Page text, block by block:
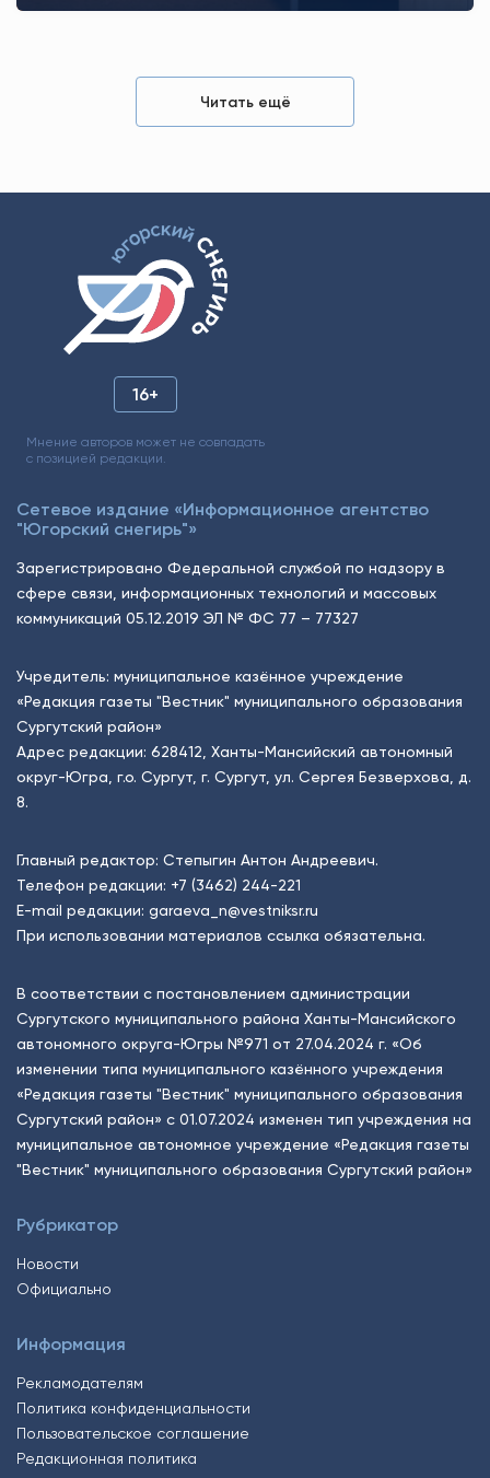
Читать ещё
16+
Мнение авторов может не совпадать
с позицией редакции.
Сетевое издание «Информационное агентство
"Югорский снегирь"»
Зарегистрировано Федеральной службой по надзору в
сфере связи, информационных технологий и массовых
коммуникаций 05.12.2019 ЭЛ № ФС 77 – 77327
Учредитель: муниципальное казённое учреждение
«Редакция газеты "Вестник" муниципального образования
Сургутский район»
Адрес редакции: 628412, Ханты-Мансийский автономный
округ-Югра, г.о. Сургут, г. Сургут, ул. Сергея Безверхова, д.
8.
Главный редактор: Степыгин Антон Андреевич.
Телефон редакции: +7 (3462) 244-221
E-mail редакции: garaeva_n@vestniksr.ru
При использовании материалов ссылка обязательна.
В соответствии с постановлением администрации
Сургутского муниципального района Ханты-Мансийского
автономного округа-Югры №971 от 27.04.2024 г. «Об
изменении типа муниципального казённого учреждения
«Редакция газеты "Вестник" муниципального образования
Сургутский район» с 01.07.2024 изменен тип учреждения на
муниципальное автономное учреждение «Редакция газеты
"Вестник" муниципального образования Сургутский район»
Рубрикатор
Новости
Официально
Информация
Рекламодателям
Политика конфиденциальности
Пользовательское соглашение
Редакционная политика